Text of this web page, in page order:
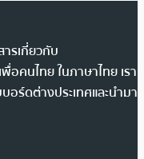
รเกี่ยวกับ
อคนไทย ในภาษาไทย เรา
อร์ดต่างประเทศและนำมา